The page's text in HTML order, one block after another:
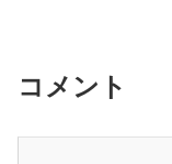
コメント